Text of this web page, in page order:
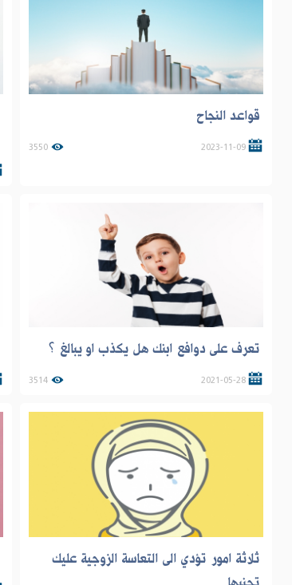
قواعد النجاح
2023-11-09
3550
تعرف على دوافع ابنك هل يكذب او يبالغ ؟
2021-05-28
3514
ثلاثة امور تؤدي الى التعاسة الزوجية عليك